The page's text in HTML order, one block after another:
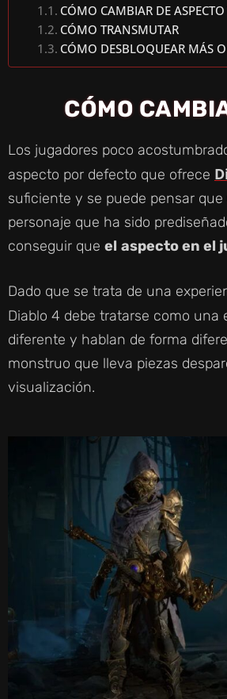
CÓMO CAMBIAR DE
CÓMO TRANSMUTAR
CÓMO DESBLOQUEAR MÁS
CÓMO
Los jugadores poco
aspecto por defecto que ofrece
suficiente y se puede pensar
personaje que ha sido
conseguir que el aspecto en el
Dado que se trata de una
Diablo 4 debe tratarse como una
diferente y hablan de forma
monstruo que lleva piezas
visualización.